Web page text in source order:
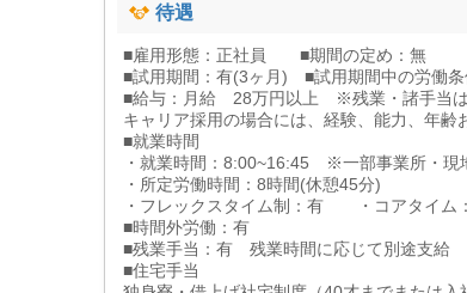
待遇
■雇用形態：正社員 ■期間の定め：無
■試用期間：有(3ヶ月) ■試用期間中の労働条
■給与：月給 28万円以上 ※残業・諸手当は
キャリア採用の場合には、経験、能力、年齢
■就業時間
・就業時間：8:00~16:45 ※一部事業所・現
・所定労働時間：8時間(休憩45分)
・フレックスタイム制：有 ・コアタイム
■時間外労働：有
■残業手当：有 残業時間に応じて別途支給
■住宅手当